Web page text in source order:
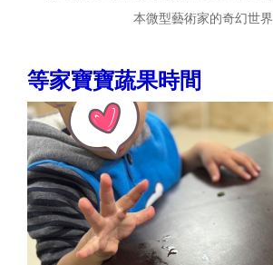
本微型藝術家的奇幻世界
等家寶寶蔬果時間